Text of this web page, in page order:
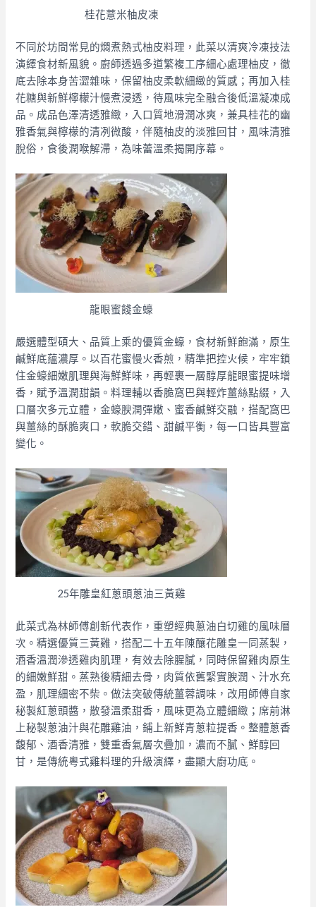
桂花薏米柚皮凍
不同於坊間常見的燜煮熱式柚皮料理，此菜以清爽冷凍技法
演繹食材新風貌。廚師透過多道繁複工序細心處理柚皮，徹
底去除本身苦澀雜味，保留柚皮柔軟細緻的質感；再加入桂
花糖與新鮮檸檬汁慢煮浸透，待風味完全融合後低溫凝凍成
品。成品色澤清透雅緻，入口質地滑潤冰爽，兼具桂花的幽
雅香氣與檸檬的清冽微酸，伴隨柚皮的淡雅回甘，風味清雅
脫俗，食後潤喉解滯，為味蕾溫柔揭開序幕。
龍眼蜜餞金蠔
嚴選體型碩大、品質上乘的優質金蠔，食材新鮮飽滿，原生
鹹鮮底蘊濃厚。以百花蜜慢火香煎，精準把控火候，牢牢鎖
住金蠔細嫩肌理與海鮮鮮味，再輕裹一層醇厚龍眼蜜提味增
香，賦予溫潤甜韻。料理輔以香脆窩巴與輕炸薑絲點綴，入
口層次多元立體，金蠔腴潤彈嫩、蜜香鹹鮮交融，搭配窩巴
與薑絲的酥脆爽口，軟脆交錯、甜鹹平衡，每一口皆具豐富
變化。
25年雕皇紅蔥頭蔥油三黃雞
此菜式為林師傅創新代表作，重塑經典蔥油白切雞的風味層
次。精選優質三黃雞，搭配二十五年陳釀花雕皇一同蒸製，
酒香溫潤滲透雞肉肌理，有效去除腥膩，同時保留雞肉原生
的細嫩鮮甜。蒸熟後精細去骨，肉質依舊緊實腴潤、汁水充
盈，肌理細密不柴。做法突破傳統薑蓉調味，改用師傅自家
秘製紅蔥頭醬，散發溫柔甜香，風味更為立體細緻；席前淋
上秘製蔥油汁與花雕雞油，鋪上新鮮青蔥粒提香。整體蔥香
馥郁、酒香清雅，雙重香氣層次疊加，濃而不膩、鮮醇回
甘，是傳統粵式雞料理的升級演繹，盡顯大廚功底。